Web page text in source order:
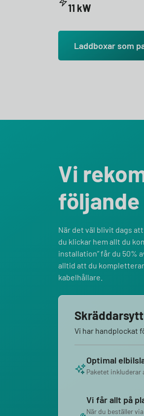
11 kW
Laddboxar som
Vi
När det väl blivit dags
du klickar hem allt du
installation” får du 50%
alltid att du
kabelhållare.
Vi har handplockat
Optimal
Paketet inkluderar
Vi får allt på
När du beställer